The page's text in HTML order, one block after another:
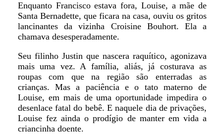
Enquanto Francisco estava fora, Louise, a mãe de
Santa Bernadette, que ficara na casa, ouviu os gritos
lancinantes da vizinha Croisine Bouhort. Ela a
chamava desesperadamente.
Seu filinho Justin que nascera raquítico, agonizava
mais uma vez. A família, aliás, já costurava as
roupas com que na região são enterradas as
crianças. Mas a paciência e o tato materno de
Louise, em mais de uma oportunidade impedira o
desenlace fatal do bebê. E naquele dia de privações,
Louise fez ainda o prodígio de manter em vida a
criancinha doente.